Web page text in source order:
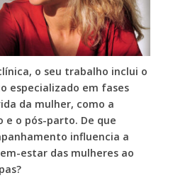
o seu trabalho inclui o
especializado em fases
da mulher, como a
e o pós-parto. De que
influencia a
estar das mulheres ao